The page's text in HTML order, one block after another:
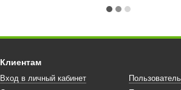
Клиентам
Вход в личный кабинет